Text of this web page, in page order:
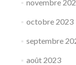
novembre
octobre 2023
septembre
août 2023